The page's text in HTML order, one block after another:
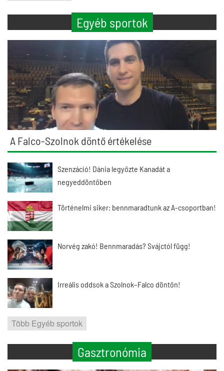
Egyéb sportok
A Falco-Szolnok döntő értékelése
Szenzáció! Dánia legyőzte Kanadát a
negyeddöntőben
Történelmi siker: bennmaradtunk az A-csoportban!
Norvég zakó! Bennmaradás? Svájctól függ!
Irreális oddsok a Szolnok–Falco döntőn!
Több Egyéb sportok
Gasztronómia